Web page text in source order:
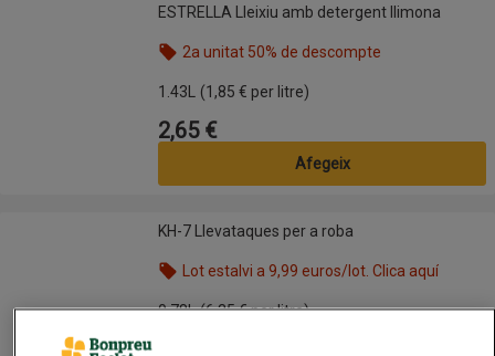
ESTRELLA Lleixiu amb detergent llimona
2a unitat 50% de descompte
1.43L
(1,85 € per litre)
Preu
2,65 €
Afegeix
KH-7 Llevataques per a robaKH-7 Llevataques per a roba
Lot estalvi a 9,99 euros/lot. Clica aquí
0.78L (6,35 € per litre)